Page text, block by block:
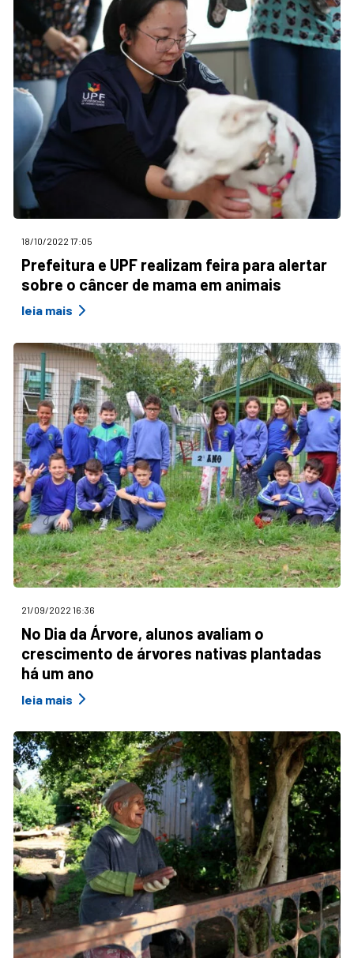
18/10/2022 17:05
Prefeitura e UPF realizam feira para alertar
sobre o câncer de mama em animais
leia mais
21/09/2022 16:36
No Dia da Árvore, alunos avaliam o
crescimento de árvores nativas plantadas
há um ano
leia mais